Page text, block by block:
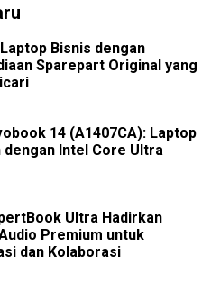
Bisnis dengan
Sparepart Original yang
14 (A1407CA): Laptop
dengan Intel Core Ultra
Ultra Hadirkan
Premium untuk
dan Kolaborasi